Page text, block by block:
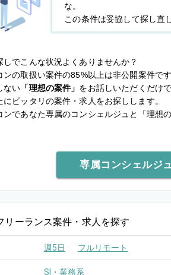
な。
この条件は妥協して探し直
しでこんな状況よくありませんか？
ンの取扱い案件の85%以上は非公開案件です
ない 「理想の案件」 をお話しいただくだけで
にピッタリの案件・求人をお探しします。
ンであなた専属のコンシェルジュと
「理想
専属コンシェルジ
リーランス案件・求人を探す
週5日 フルリモート
SI・業務系